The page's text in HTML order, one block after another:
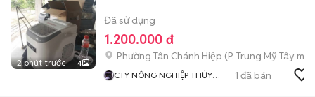
2 phút trước 4
Đã sử dụng
1.200.000 đ
Phường Tân Chánh Hiệp (P. Trung Mỹ Tây mới)
CTY NÔNG NGHIỆP THỦY
1 đã bán